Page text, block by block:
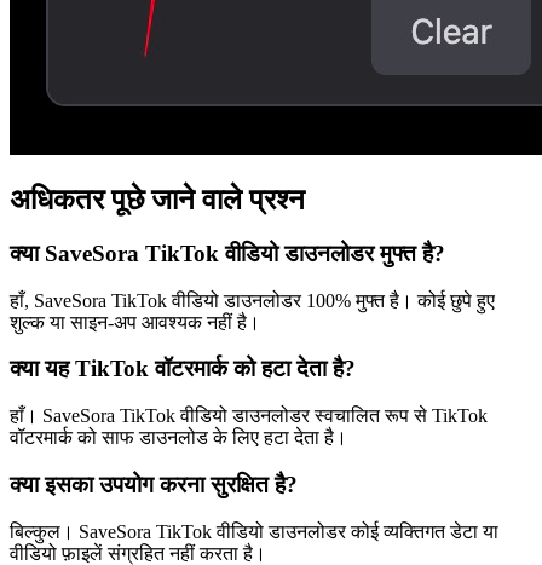
अधिकतर पूछे जाने वाले प्रश्न
क्या SaveSora TikTok वीडियो डाउनलोडर मुफ्त है?
हाँ, SaveSora TikTok वीडियो डाउनलोडर 100% मुफ्त है। कोई छुपे हुए
शुल्क या साइन-अप आवश्यक नहीं है।
क्या यह TikTok वॉटरमार्क को हटा देता है?
हाँ। SaveSora TikTok वीडियो डाउनलोडर स्वचालित रूप से TikTok
वॉटरमार्क को साफ डाउनलोड के लिए हटा देता है।
क्या इसका उपयोग करना सुरक्षित है?
बिल्कुल। SaveSora TikTok वीडियो डाउनलोडर कोई व्यक्तिगत डेटा या
वीडियो फ़ाइलें संग्रहित नहीं करता है।